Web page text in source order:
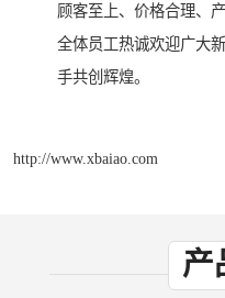
顾客至上、价格合理、
全体员工热诚欢迎广大
手共创辉煌。
http://www.xbaiao.com
产